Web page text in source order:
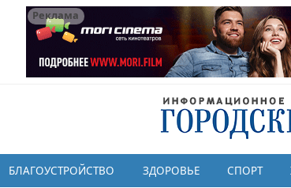
Реклама
БЛАГОУСТРОЙСТВО ЗДОРОВЬЕ СПОРТ